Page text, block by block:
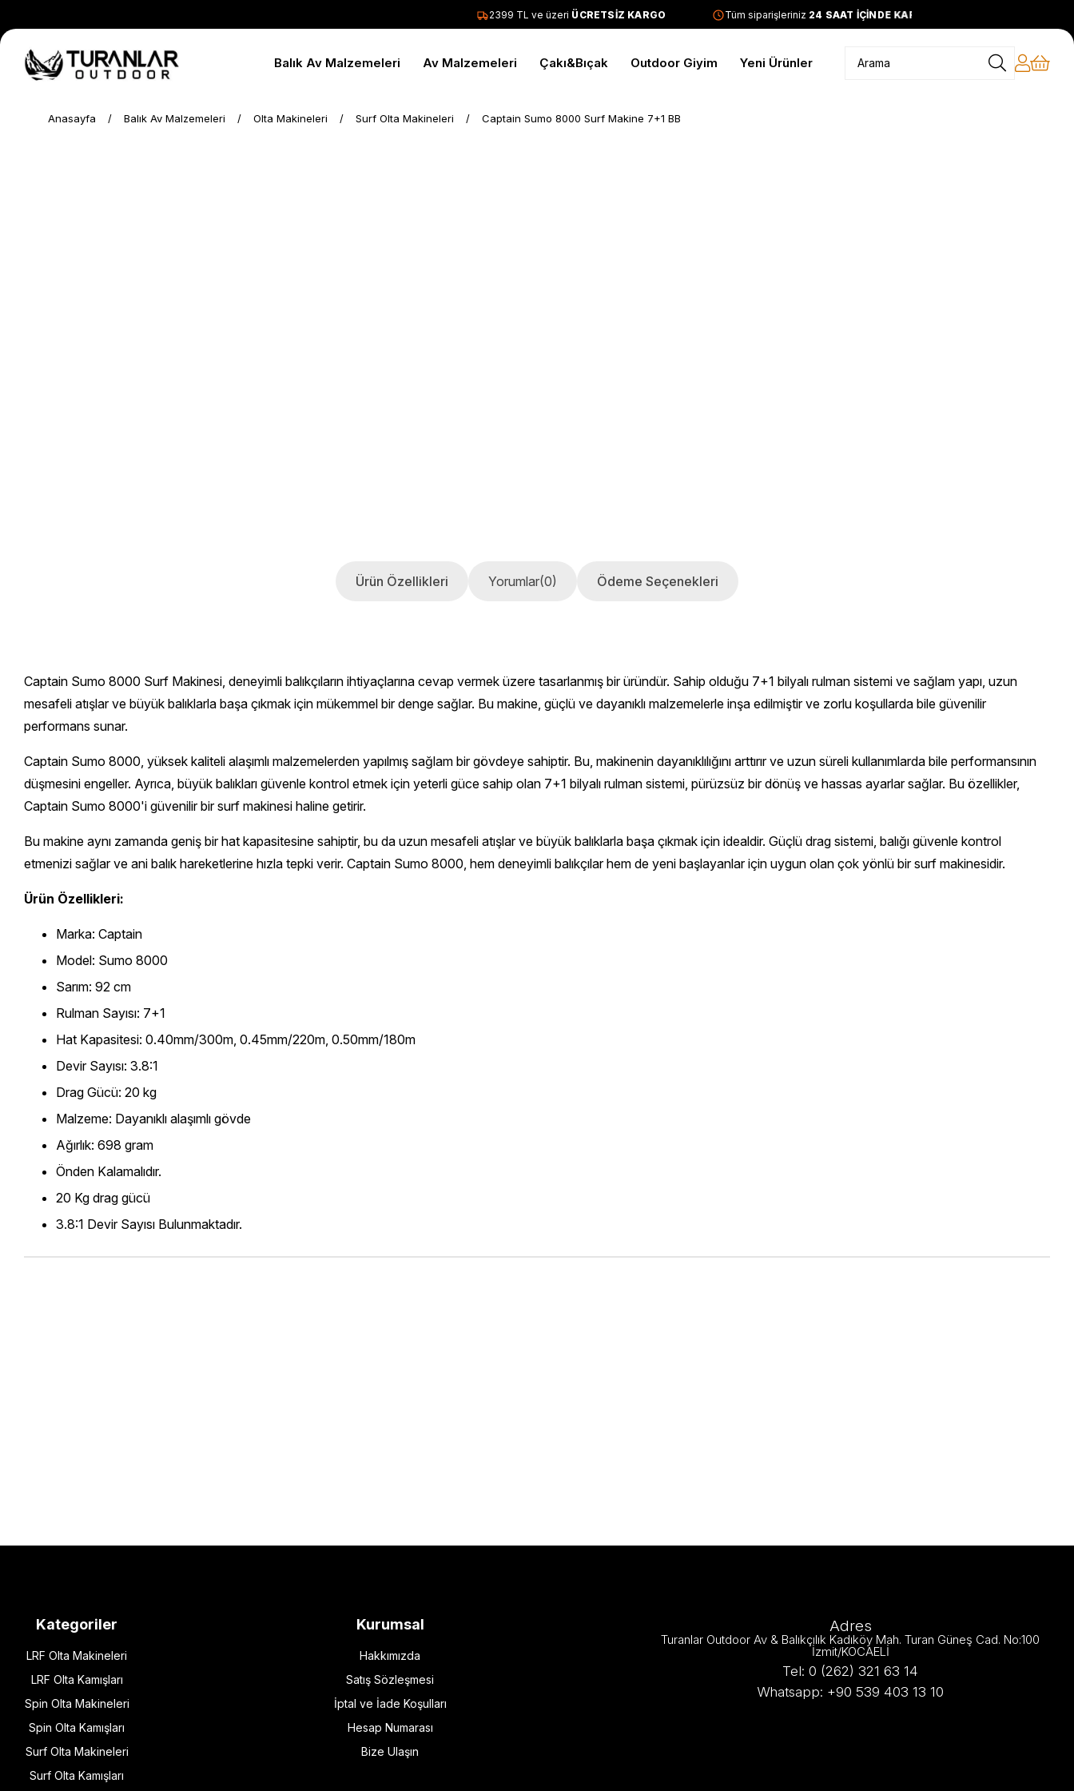
2399 TL ve üzeriÜCRETSİZ KARGO Tüm siparişleriniz24 SAAT İÇİNDE KARGODA
Balık Av Malzemeleri Av Malzemeleri Çakı&Bıçak Outdoor Giyim Yeni Ürünler
Anasayfa Balık Av Malzemeleri Olta Makineleri Surf Olta Makineleri Captain Sumo 8000 Surf Makine 7+1 BB
Ürün Özellikleri Yorumlar(0) Ödeme Seçenekleri
Captain Sumo 8000 Surf Makinesi, deneyimli balıkçıların ihtiyaçlarına cevap vermek üzere tasarlanmış bir üründür. Sahip olduğu 7+1 bilyalı rulman sistemi ve sağlam yapı, uzun
mesafeli atışlar ve büyük balıklarla başa çıkmak için mükemmel bir denge sağlar. Bu makine, güçlü ve dayanıklı malzemelerle inşa edilmiştir ve zorlu koşullarda bile güvenilir
performans sunar.
Captain Sumo 8000, yüksek kaliteli alaşımlı malzemelerden yapılmış sağlam bir gövdeye sahiptir. Bu, makinenin dayanıklılığını arttırır ve uzun süreli kullanımlarda bile performansının
düşmesini engeller. Ayrıca, büyük balıkları güvenle kontrol etmek için yeterli güce sahip olan 7+1 bilyalı rulman sistemi, pürüzsüz bir dönüş ve hassas ayarlar sağlar. Bu özellikler,
Captain Sumo 8000'i güvenilir bir surf makinesi haline getirir.
Bu makine aynı zamanda geniş bir hat kapasitesine sahiptir, bu da uzun mesafeli atışlar ve büyük balıklarla başa çıkmak için idealdir. Güçlü drag sistemi, balığı güvenle kontrol
etmenizi sağlar ve ani balık hareketlerine hızla tepki verir. Captain Sumo 8000, hem deneyimli balıkçılar hem de yeni başlayanlar için uygun olan çok yönlü bir surf makinesidir.
Ürün Özellikleri:
Marka: Captain
Model: Sumo 8000
Sarım: 92 cm
Rulman Sayısı: 7+1
Hat Kapasitesi: 0.40mm/300m, 0.45mm/220m, 0.50mm/180m
Devir Sayısı: 3.8:1
Drag Gücü: 20 kg
Malzeme: Dayanıklı alaşımlı gövde
Ağırlık: 698 gram
Önden Kalamalıdır.
20 Kg drag gücü
3.8:1 Devir Sayısı Bulunmaktadır.
Kategoriler
LRF Olta Makineleri
LRF Olta Kamışları
Spin Olta Makineleri
Spin Olta Kamışları
Surf Olta Makineleri
Surf Olta Kamışları
Kurumsal
Hakkımızda
Satış Sözleşmesi
İptal ve İade Koşulları
Hesap Numarası
Bize Ulaşın
Adres
Turanlar Outdoor Av & Balıkçılık Kadıköy Mah. Turan Güneş Cad. No:100
İzmit/KOCAELİ
Tel: 0 (262) 321 63 14
Whatsapp: +90 539 403 13 10